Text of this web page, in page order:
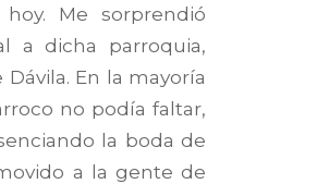
Me sorprendió
a dicha parroquia,
En la mayoría
no podía faltar,
la boda de
a la gente de